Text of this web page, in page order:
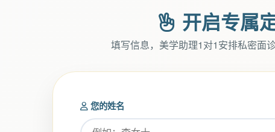
开启专属
填写信息，美学助理1对1安排私密面
您的姓名